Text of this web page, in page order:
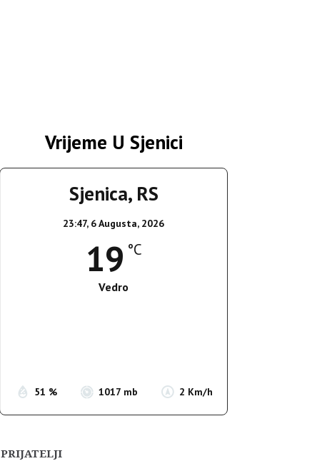
Vrijeme U Sjenici
Sjenica, RS
23:47, 6 Augusta, 2026
19 °C
Vedro
51 % 1017 mb 2 Km/h
PRIJATELJI